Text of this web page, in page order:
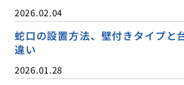
2026.02.04
蛇口の設置方法、壁付きタイプと
違い
2026.01.28